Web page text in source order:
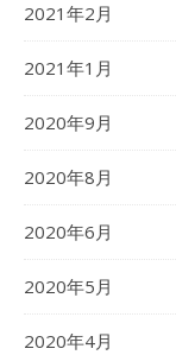
2021年2月
2021年1月
2020年9月
2020年8月
2020年6月
2020年5月
2020年4月